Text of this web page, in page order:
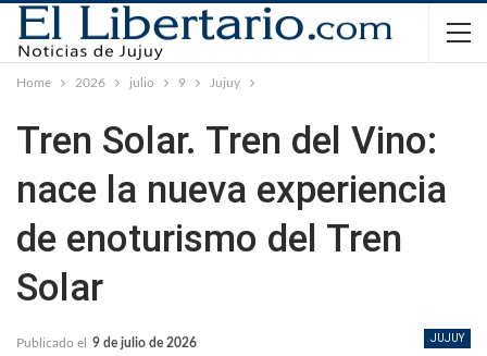
Home 2026 julio 9 Jujuy
Tren Solar. Tren del Vino:
nace la nueva experiencia
de enoturismo del Tren
Solar
JUJUY
Publicado el 9 de julio de 2026